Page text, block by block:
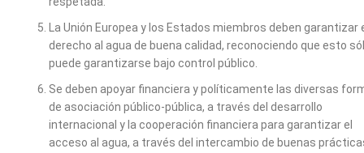
La Unión Europea y los Estados miembros deben garantizar
derecho al agua de buena calidad, reconociendo que esto
puede garantizarse bajo control público.
Se deben apoyar financiera y políticamente las diversas
de asociación público-pública, a través del desarrollo
internacional y la cooperación financiera para garantizar el
acceso al agua, a través del intercambio de buenas